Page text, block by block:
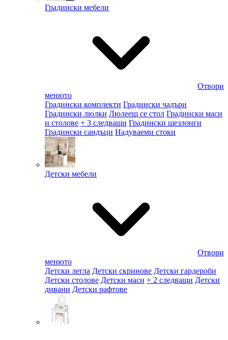
Градински мебели
Отвори
менюто
Градински комплекти Градински чадъри
Градински люлки Люлеещ се стол Градински маси
и столове + 3 следващи Градински шезлонги
Градински сандъци Надуваеми стоки
Детски мебели
Отвори
менюто
Детски легла Детски скринове Детски гардероби
Детски столове Детски маси + 2 следващи Детски
дивани Детски рафтове